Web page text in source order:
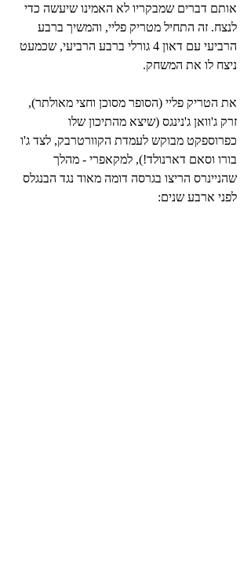
אותם דברים שמבקריו לא האמינו שיעשה כדי
לנצח. זה התחיל מטריק פליי, והמשיך ברבע
הרביעי עם דאון 4 גורלי ברבע הרביעי, שכמעט
ניצח לו את המשחק.
את הטריק פליי (הסופר מסוכן וחצי מאולתר),
זרק ג'וואן ג'נינגס (שיצא מהתיכון שלו
כפרוספקט מבוקש לעמדת הקוורטרבק, לצד ג'ו
בורו וסאם דארנולד!), למקאפרי - מהלך
שהניינרס הריצו בגרסה דומה מאוד נגד הבנגלס
לפני ארבע שנים: